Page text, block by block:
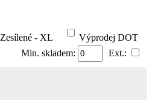
Zesílené - XL Výprodej DOT
Ext.:
Min. skladem: